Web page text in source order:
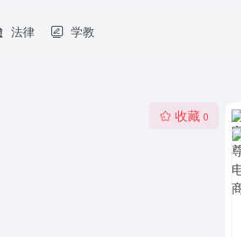
法律 学教
收藏 0